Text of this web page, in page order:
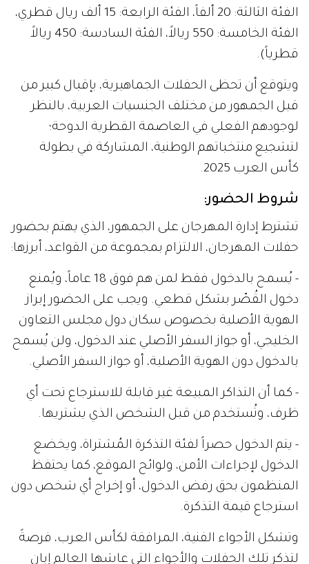
الفئة الثالثة: 20 ألفاً، الفئة الرابعة: 15 ألف ريال قطري،
الفئة الخامسة: 550 ريالاً، الفئة السادسة: 450 ريالاً
قطرياً).
ويتوقع أن تحظى الحفلات الجماهيرية، بإقبال كبير من
قبل الجمهور من مختلف الجنسيات العربية، بالنظر
لوجودهم الفعلي في العاصمة القطرية الدوحة؛
لتشجيع منتخباتهم الوطنية، المشاركة في بطولة
كأس العرب 2025.
شروط الحضور:
تشترط إدارة المهرجان على الجمهور، الذي يهتم بحضور
حفلات المهرجان، الالتزام بمجموعة من القواعد، أبرزها:
- يُسمح بالدخول فقط لمن هم فوق 18 عاماً، ويُمنع
دخول القُصّر بشكل قطعي. ويجب على الحضور إبراز
الهوية الأصلية بخصوص سكان دول مجلس التعاون
الخليجي، أو جواز السفر الأصلي عند الدخول، ولن يُسمح
بالدخول دون الهوية الأصلية، أو جواز السفر الأصلي.
- كما أن التذاكر المبيعة غير قابلة للاسترجاع تحت أي
ظرف، وتُستخدم من قبل الشخص الذي يشتريها.
- يتم الدخول حصراً لفئة التذكرة المُشتراة، ويخضع
الدخول لإجراءات الأمن، ولوائح الموقع، كما يحتفظ
المنظمون بحق رفض الدخول، أو إخراج أي شخص دون
استرجاع قيمة التذكرة.
وتشكل الأجواء الفنية، المرافقة لكأس العرب، فرصةً
لتذكر تلك الحفلات والأجواء التي عاشها العالم إبان